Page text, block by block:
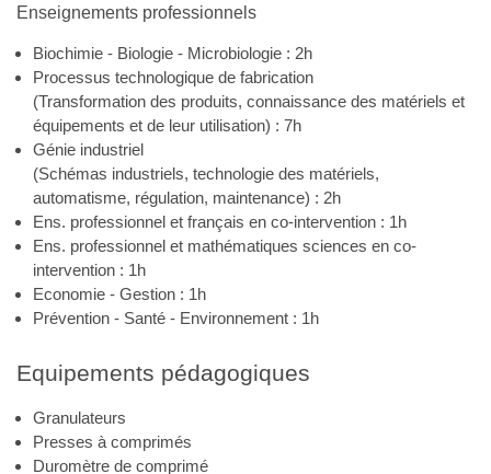
Enseignements professionnels
Biochimie - Biologie - Microbiologie : 2h
Processus technologique de fabrication
(Transformation des produits, connaissance des matériels et
équipements et de leur utilisation) : 7h
Génie industriel
(Schémas industriels, technologie des matériels,
automatisme, régulation, maintenance) : 2h
Ens. professionnel et français en co-intervention : 1h
Ens. professionnel et mathématiques sciences en co-
intervention : 1h
Economie - Gestion : 1h
Prévention - Santé - Environnement : 1h
Equipements pédagogiques
Granulateurs
Presses à comprimés
Duromètre de comprimé